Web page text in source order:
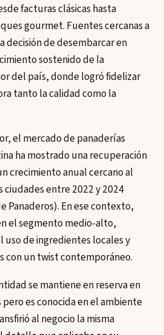
facturas clásicas hasta
gourmet. Fuentes cercanas a
decisión de desembarcar en
sostenido de la
del país, donde logró fidelizar
tanto la calidad como la
el mercado de panaderías
ha mostrado una recuperación
crecimiento anual cercano al
ciudades entre 2022 y 2024
Panaderos). En ese contexto,
el segmento medio-alto,
uso de ingredientes locales y
con un twist contemporáneo.
se mantiene en reserva en
es conocida en el ambiente
al negocio la misma